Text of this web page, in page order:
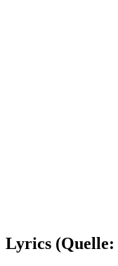
Lyrics (Quelle: